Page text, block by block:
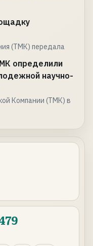
(ТМК) передала
определили
научно-
Компании (ТМК) в